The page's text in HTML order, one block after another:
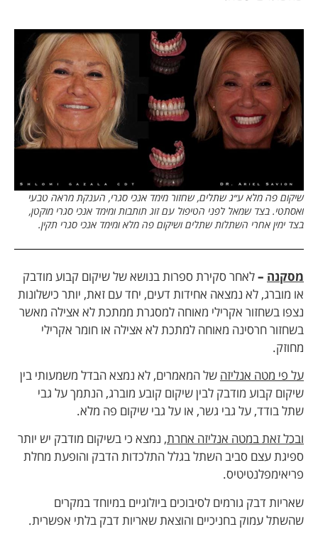
שיקום פה מלא ע״ג שתלים, שחזור מימד אנכי סגרי, הענקת מראה טבעי
ואסתטי. בצד שמאל לפני הטיפול עם זוג תותבות ומימד אנכי סגרי מוקטן,
בצד ימין אחרי השתלות שתלים ושיקום פה מלא ומימד אנכי סגרי תקין.
מסקנה –לאחר סקירת ספרות בנושא של שיקום קבוע מודבק
או מוברג, לא נמצאה אחידות דעים, יחד עם זאת, יותר כישלונות
נצפו בשחזור אקרילי מאוחה למסגרת ממתכת לא אצילה מאשר
בשחזור חרסינה מאוחה למתכת לא אצילה או חומר אקרילי
מחוזק.
על פי מטה אנליזה של המאמרים, לא נמצא הבדל משמעותי בין
שיקום קבוע מודבק לבין שיקום קובע מוברג, הנתמך על גבי
שתל בודד, על גבי גשר, או על גבי שיקום פה מלא.
ובכל זאת במטה אנליזה אחרת, נמצא כי בשיקום מודבק יש יותר
ספיגת עצם סביב השתל בגלל התלכדות הדבק והופעת מחלת
פריאימפלנטיטיס.
שאריות דבק גורמים לסיבוכים ביולוגיים במיוחד במקרים
שהשתל עמוק בחניכיים והוצאת שאריות דבק בלתי אפשרית.